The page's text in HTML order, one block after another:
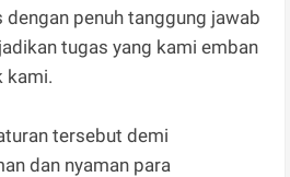
penuh tanggung jawab
tugas yang kami emban
kami.
tersebut demi
dan nyaman para